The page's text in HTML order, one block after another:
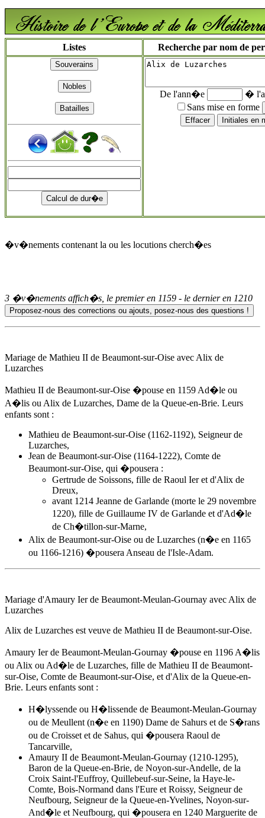
Listes Recherche par nom de
De l'ann�e
�
Sans mise en forme
�v�nements contenant la ou les locutions cherch�es
3 �v�nements affich�s, le premier en 1159 - le dernier en 1210
Mariage de Mathieu II de Beaumont-sur-Oise avec Alix de
Luzarches
Mathieu II de Beaumont-sur-Oise �pouse en 1159 Ad�le ou
A�lis ou Alix de Luzarches, Dame de la Queue-en-Brie. Leurs
enfants sont :
Mathieu de Beaumont-sur-Oise (1162-1192), Seigneur de
Luzarches,
Jean de Beaumont-sur-Oise (1164-1222), Comte de
Beaumont-sur-Oise, qui �pousera :
Gertrude de Soissons, fille de Raoul Ier et d'Alix de
Dreux,
avant 1214 Jeanne de Garlande (morte le 29 novembre
1220), fille de Guillaume IV de Garlande et d'Ad�le
de Ch�tillon-sur-Marne,
Alix de Beaumont-sur-Oise ou de Luzarches (n�e en 1165
ou 1166-1216) �pousera Anseau de l'Isle-Adam.
Mariage d'Amaury Ier de Beaumont-Meulan-Gournay avec Alix de
Luzarches
Alix de Luzarches est veuve de Mathieu II de Beaumont-sur-Oise.
Amaury Ier de Beaumont-Meulan-Gournay �pouse en 1196 A�lis
ou Alix ou Ad�le de Luzarches, fille de Mathieu II de Beaumont-
sur-Oise, Comte de Beaumont-sur-Oise, et d'Alix de la Queue-en-
Brie. Leurs enfants sont :
H�lyssende ou H�lissende de Beaumont-Meulan-Gournay
ou de Meullent (n�e en 1190) Dame de Sahurs et de S�rans
ou de Croisset et de Sahus, qui �pousera Raoul de
Tancarville,
Amaury II de Beaumont-Meulan-Gournay (1210-1295),
Baron de la Queue-en-Brie, de Noyon-sur-Andelle, de la
Croix Saint-l'Euffroy, Quillebeuf-sur-Seine, la Haye-le-
Comte, Bois-Normand dans l'Eure et Roissy, Seigneur de
Neufbourg, Seigneur de la Queue-en-Yvelines, Noyon-sur-
And�le et Neufbourg, qui �pousera en 1240 Marguerite de